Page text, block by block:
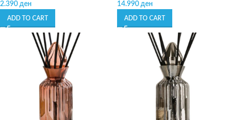
2.390 ден
ADD TO CART
14.990 ден
ADD TO CART